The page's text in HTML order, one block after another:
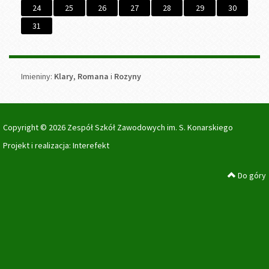
24
25 26 27 28 29
30
31
Imieniny
Imieniny: Klary, Romana i Rozyny
Copyright © 2026 Zespół Szkół Zawodowych im. S. Konarskiego
Projekt i realizacja: Interefekt
Do góry